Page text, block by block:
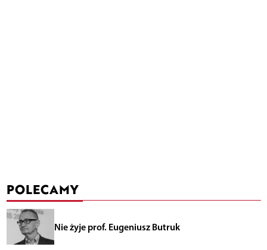
POLECAMY
Nie żyje prof. Eugeniusz Butruk